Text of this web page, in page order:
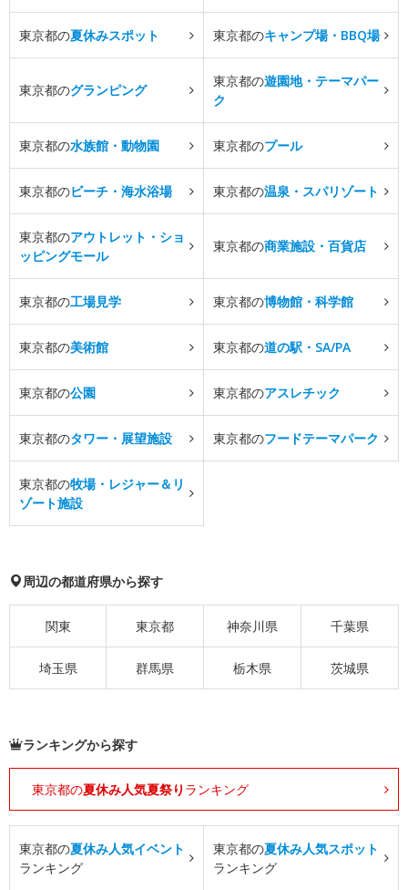
東京都の夏休みスポット 東京都のキャンプ場・BBQ場
東京都のグランピング
東京都の遊園地・テーマパー
ク
東京都の水族館・動物園 東京都のプール
東京都のビーチ・海水浴場 東京都の温泉・スパリゾート
東京都のアウトレット・ショ
ッピングモール
東京都の商業施設・百貨店
東京都の工場見学 東京都の博物館・科学館
東京都の美術館 東京都の道の駅・SA/PA
東京都の公園 東京都のアスレチック
東京都のタワー・展望施設 東京都のフードテーマパーク
東京都の牧場・レジャー＆リ
ゾート施設
周辺の都道府県から探す
関東 東京都 神奈川県 千葉県
埼玉県 群馬県 栃木県 茨城県
ランキングから探す
東京都の夏休み人気夏祭り ランキング
東京都の夏休み人気イベント
ランキング
東京都の夏休み人気スポット
ランキング